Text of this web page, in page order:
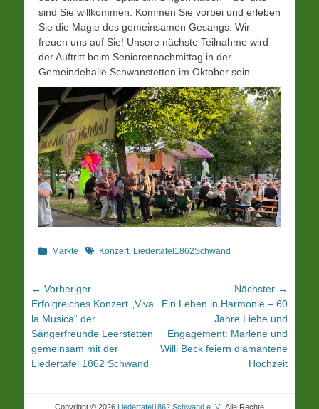
sind Sie willkommen. Kommen Sie vorbei und erleben
Sie die Magie des gemeinsamen Gesangs. Wir
freuen uns auf Sie! Unsere nächste Teilnahme wird
der Auftritt beim Seniorennachmittag in der
Gemeindehalle Schwanstetten im Oktober sein.
Kategorien
Märkte Schlagworte
Konzert, Liedertafel1862Schwand
Beitrags-
Navigation
← Vorheriger
Vorheriger
Beitrag:
Erfolgreiches Konzert „Viva
la Musica“ der
Sängerfreunde Leerstetten
gemeinsam mit der
Liedertafel 1862 Schwand
Nächster →
Nächster
Ein Leben in Harmonie – 60
Jahre Liebe und
Engagement: Marlene und
Willi Beck feiern diamantene
Hochzeit
Copyright © 2026 Liedertafel1862 Schwand e. V. . Alle Rechte